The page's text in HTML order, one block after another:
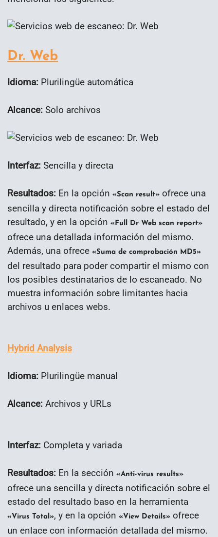
Dr. Web
Idioma: Plurilingüe automática
Alcance: Solo archivos
Interfaz: Sencilla y directa
Resultados: En la opción «Scan result» ofrece una
sencilla y directa notificación sobre el estado del
resultado, y en la opción «Full Dr Web scan report»
ofrece una detallada información del mismo.
Además, una ofrece «Suma de comprobación MD5»
del resultado para poder compartir el mismo con
los posibles destinatarios de lo escaneado. No
muestra información sobre limitantes hacia
archivos u enlaces webs.
Hybrid Analysis
Idioma: Plurilingüe manual
Alcance: Archivos y URLs
Interfaz: Completa y variada
Resultados: En la sección «Anti-virus results»
ofrece una sencilla y directa notificación sobre el
estado del resultado baso en la herramienta
«Virus Total», y en la opción «View Details» ofrece
un enlace con información detallada del mismo.